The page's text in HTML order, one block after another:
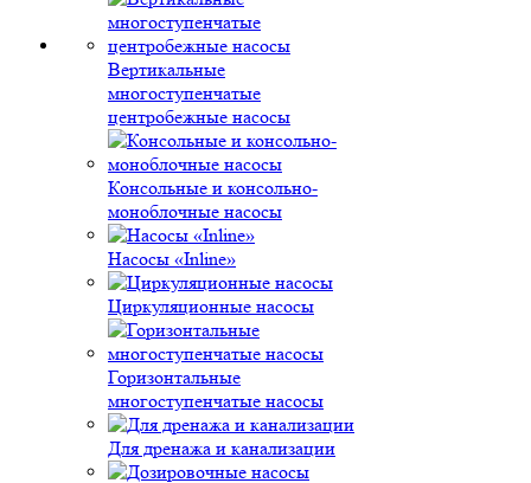
Вертикальные
многоступенчатые
центробежные насосы
Консольные и консольно-
моноблочные насосы
Насосы «Inline»
Циркуляционные насосы
Горизонтальные
многоступенчатые насосы
Для дренажа и канализации